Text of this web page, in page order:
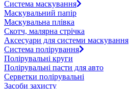
Система маскування
Маскувальний папір
Маскувальна плівка
Скотч, малярна стрічка
Аксесуари для системи маскування
Система полірування
Полірувальні круги
Полірувальні пасти для авто
Серветки полірувальні
Засоби захисту